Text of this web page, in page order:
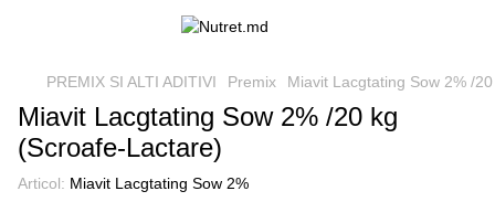
PREMIX SI ALTI ADITIVI Premix Miavit Lacgtating Sow 2% /
Miavit Lacgtating Sow 2% /20 kg
(Scroafe-Lactare)
Articol: Miavit Lacgtating Sow 2%